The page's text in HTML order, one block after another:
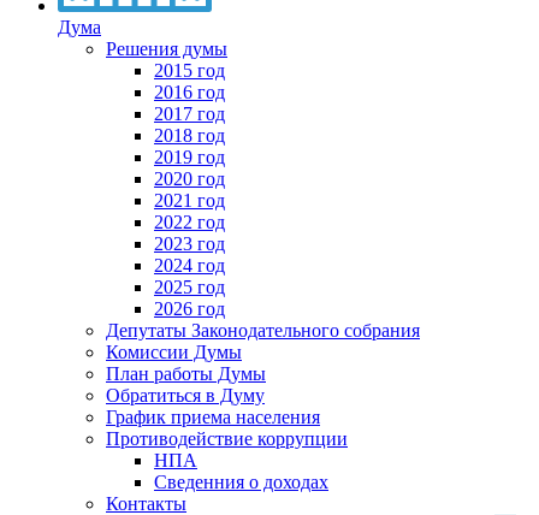
Дума
Решения думы
2015 год
2016 год
2017 год
2018 год
2019 год
2020 год
2021 год
2022 год
2023 год
2024 год
2025 год
2026 год
Депутаты Законодательного собрания
Комиссии Думы
План работы Думы
Обратиться в Думу
График приема населения
Противодействие коррупции
НПА
Сведенния о доходах
Контакты